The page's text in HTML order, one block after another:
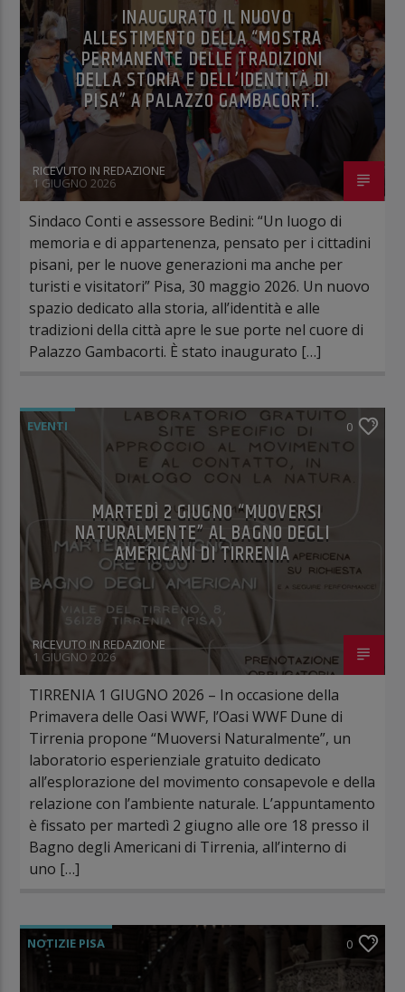
INAUGURATO IL NUOVO
ALLESTIMENTO DELLA “MOSTRA
PERMANENTE DELLE TRADIZIONI
DELLA STORIA E DELL’IDENTITÀ DI
PISA” A PALAZZO GAMBACORTI.
RICEVUTO IN REDAZIONE
1 GIUGNO 2026
Sindaco Conti e assessore Bedini: “Un luogo di
memoria e di appartenenza, pensato per i cittadini
pisani, per le nuove generazioni ma anche per
turisti e visitatori” Pisa, 30 maggio 2026. Un nuovo
spazio dedicato alla storia, all’identità e alle
tradizioni della città apre le sue porte nel cuore di
Palazzo Gambacorti. È stato inaugurato […]
EVENTI 0
MARTEDÌ 2 GIUGNO “MUOVERSI
NATURALMENTE” AL BAGNO DEGLI
AMERICANI DI TIRRENIA
RICEVUTO IN REDAZIONE
1 GIUGNO 2026
TIRRENIA 1 GIUGNO 2026 – In occasione della
Primavera delle Oasi WWF, l’Oasi WWF Dune di
Tirrenia propone “Muoversi Naturalmente”, un
laboratorio esperienziale gratuito dedicato
all’esplorazione del movimento consapevole e della
relazione con l’ambiente naturale. L’appuntamento
è fissato per martedì 2 giugno alle ore 18 presso il
Bagno degli Americani di Tirrenia, all’interno di
uno […]
NOTIZIE PISA 0